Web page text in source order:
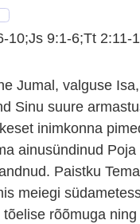
10;Js 9:1-6;Tt 2:11-
Jumal, valguse
Sinu suure
inimkonna
ainusündinud Poja
Paistku
meiegi
rõõmuga ning